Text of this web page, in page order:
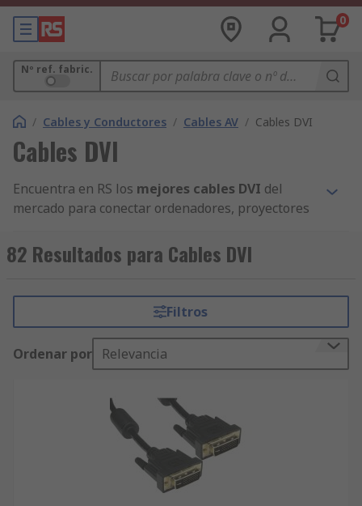
0
Nº ref. fabric.
/ Cables y Conductores / Cables AV / Cables DVI
Cables DVI
Encuentra en RS los mejores cables DVI del
mercado para conectar ordenadores, proyectores
StarTech.com.
Filtra por tipo de cable DVI (DVI-A, DVI-D,
DVI-I) según tus necesidades de señal
(digital o analógica) y dispositivo.
el tamaño que mejor se adapte a tu
instalación.
Ventajas de comprar en RS
82 Resultados para Cables DVI
Filtros
Ordenar por Relevancia